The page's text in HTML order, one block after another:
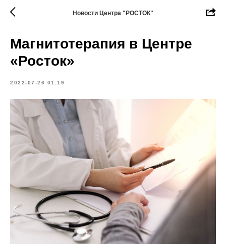
Новости Центра "РОСТОК"
Магнитотерапия в Центре
«Росток»
2022-07-26 01:19